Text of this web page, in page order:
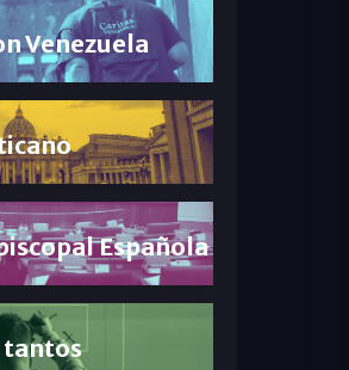
Venezuela
Española
tantos